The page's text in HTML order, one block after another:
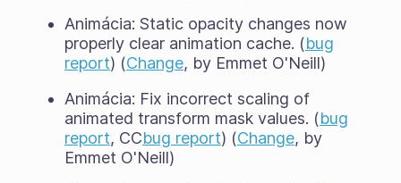
Animácia: Static opacity changes now
properly clear animation cache. (bug
report) (Change, by Emmet O'Neill)
Animácia: Fix incorrect scaling of
animated transform mask values. (bug
report, CCbug report) (Change, by
Emmet O'Neill)